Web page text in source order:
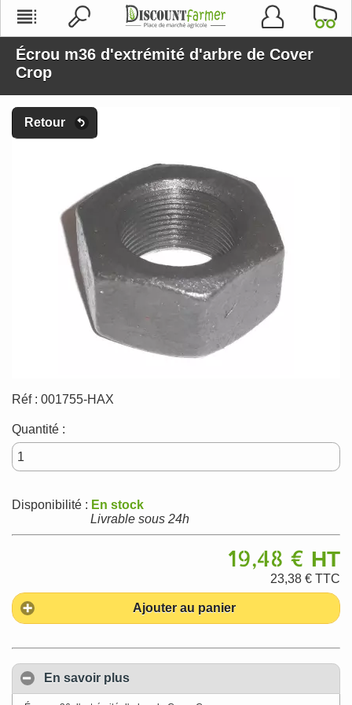
Écrou m36 d'extrémité d'arbre de Cover
Crop
Retour
Réf : 001755-HAX
Quantité :
Disponibilité : En stock
Livrable sous 24h
19,48 € HT
23,38 € TTC
Ajouter au panier
En savoir plus